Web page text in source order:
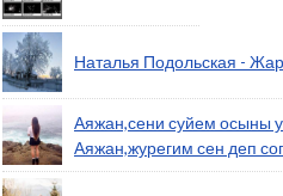
Наталья Подольская -
Аяжан,сени суйем осыны
Аяжан,журегим сен деп